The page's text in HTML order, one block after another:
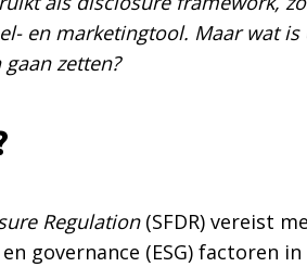
en marketingtool. Maar wat is
zetten?
Regulation(SFDR) vereist
governance (ESG) factoren